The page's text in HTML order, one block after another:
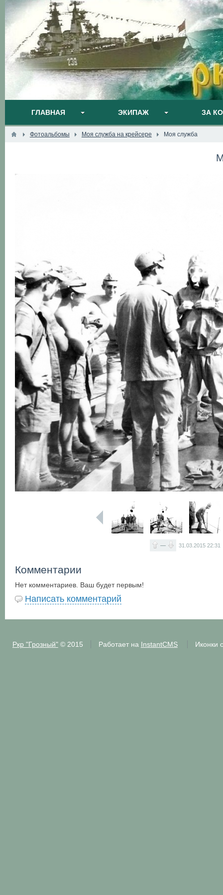
ГЛАВНАЯ ЭКИПАЖ ЗА
Фотоальбомы Моя служба на крейсере Моя служба
— 31.03.201522:31
Комментарии
Нет комментариев. Ваш будет первым!
Написать комментарий
Ркр "Грозный"© 2015 Работает на InstantCMS Иконки